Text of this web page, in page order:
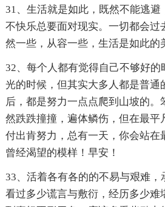
31、生活就是如此，既然不能逃
不快乐总要面对现实。一切都会过
然一些，从容一些，生活是如此的
32、每个人都有觉得自己不够好
光的时候，但其实大多人都是普通
后，都是努力一点点爬到山坡的。
然跌跌撞撞，遍体鳞伤，但在最平
付出肯努力，总有一天，你会站在
曾经渴望的模样！早安！
33、活着各有各的的不易与艰难，
看过多少谎言与敷衍，经历多少难